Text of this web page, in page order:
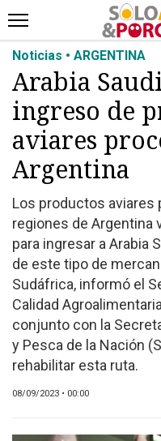
INICIO
NOTICIAS
NOTICIAS
ARTÍCULOS
PRODUCCIÓN
PROCESO
PRODUCTO
NUEVOS
MARKETPLACE
REVISTAS
EVENTOS Y
CAPACITACIONES
DIRECTORIO
MEDIA KIT
Noticias • ARGENTINA
Arabia
ingreso de
aviares
Argentina
Los productos aviares
regiones de Argentina
para ingresar a Arabia
de este tipo de
Sudáfrica, informó el
Calidad
conjunto con la
y Pesca de la Nación
rehabilitar esta ruta.
08/09/2023 • 00:00